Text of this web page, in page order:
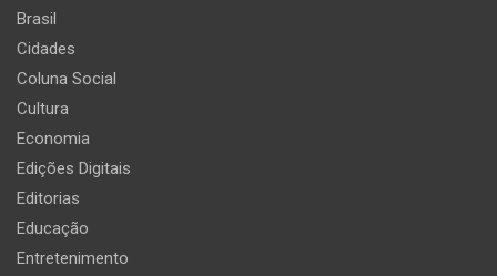
Brasil
Cidades
Coluna Social
Cultura
Economia
Edições Digitais
Editorias
Educação
Entretenimento